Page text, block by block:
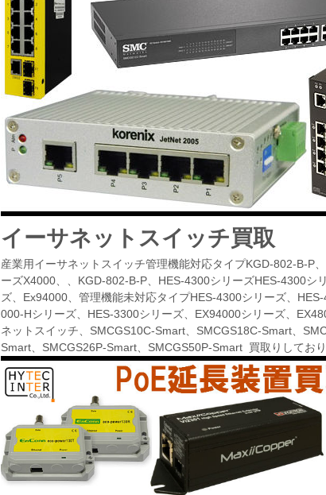
イーサネットスイッチ買取
産業用イーサネットスイッチ管理機能対応タイプKGD-802-B-P
ーズX4000、、KGD-802-B-P、HES-4300シリーズHES-4300
ズ、Ex94000、管理機能未対応タイプHES-4300シリーズ、
000-Hシリーズ、HES-3300シリーズ、EX94000シリーズ、
ネットスイッチ、SMCGS10C-Smart、SMCGS18C-Smart、
Smart、SMCGS26P-Smart、SMCGS50P-Smart 買取りしており